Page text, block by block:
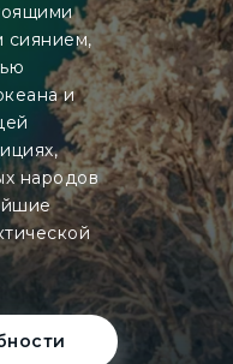
сиянием,
и
народов